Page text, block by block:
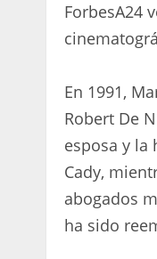
ForbesA24
En 1991,
Robert De
esposa y la
Cady,
abogados
ha sido